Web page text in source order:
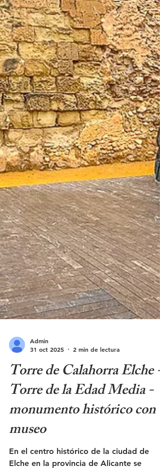
Admin
31 oct 2025
2 min de lectura
Torre de Calahorra Elche -
Torre de la Edad Media -
monumento histórico con
museo
En el centro histórico de la ciudad de